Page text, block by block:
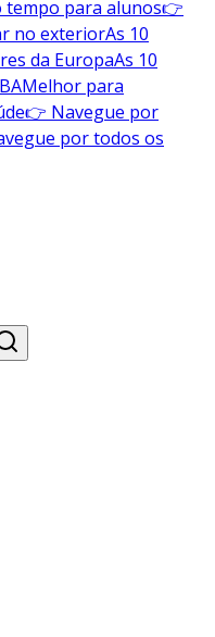
tempo para alunos👉
no exteriorAs 10
da EuropaAs 10
Melhor para
👉 Navegue por
por todos os